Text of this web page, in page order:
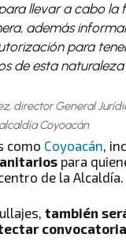
llevar a cabo la
además
para
de esta naturaleza"
director General
Coyoacán
como Coyoacán ,
para
de la Alcaldía.
también